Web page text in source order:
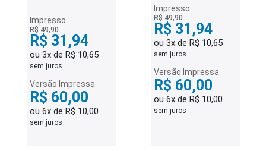
Impresso
R$ 49,90
R$ 31,94
ou 3x de R$ 10,65
sem juros
Versão Impressa
R$ 60,00
ou 6x de R$ 10,00
sem juros
Impresso
R$ 49,90
R$ 31,94
ou 3x de R$ 10,65
sem juros
Versão Impressa
R$ 60,00
ou 6x de R$ 10,00
sem juros